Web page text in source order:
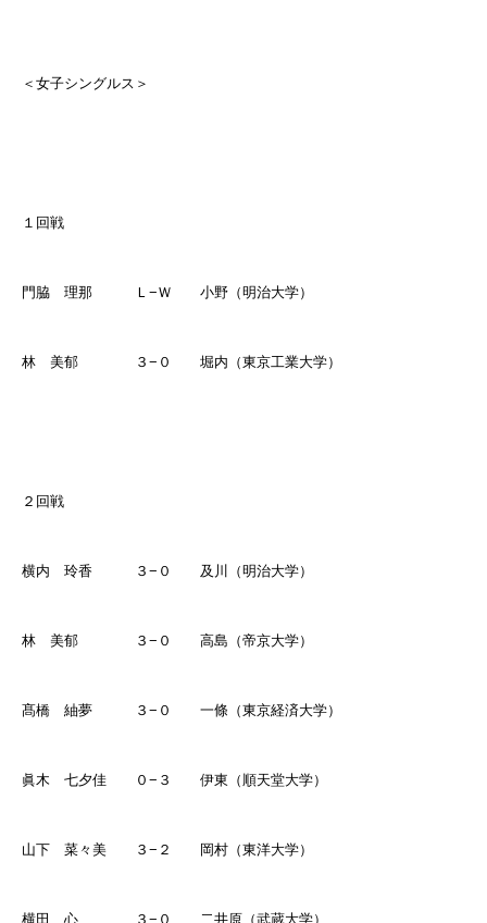
＜女子シングルス＞
１回戦
門脇 理那 Ｌ −Ｗ 小野（明治大学）
林 美郁 ３ − ０ 堀内（東京工業大学）
２回戦
横内 玲香 ３ − ０ 及川（明治大学）
林 美郁 ３ − ０ 高島（帝京大学）
髙橋 紬夢 ３ − ０ 一條（東京経済大学）
眞木 七夕佳 ０ − ３ 伊東（順天堂大学）
山下 菜々美 ３ − ２ 岡村（東洋大学）
横田 心 ３ − ０ 二井原（武蔵大学）